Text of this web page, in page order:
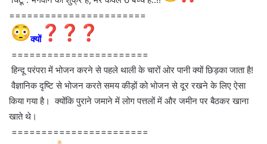
=======================
क्यों
=======================
हिन्दू परंपरा में भोजन करने से पहले थाली के चारों ओर पानी क्यों छिड़का जाता है!
वैज्ञानिक दृष्टि से भोजन करते समय कीड़ों को भोजन से दूर रखने के लिए ऐसा
किया गया है। क्योंकि पुराने जमाने में लोग पत्तलों में और जमीन पर बैठकर खाना
खाते थे।
=======================